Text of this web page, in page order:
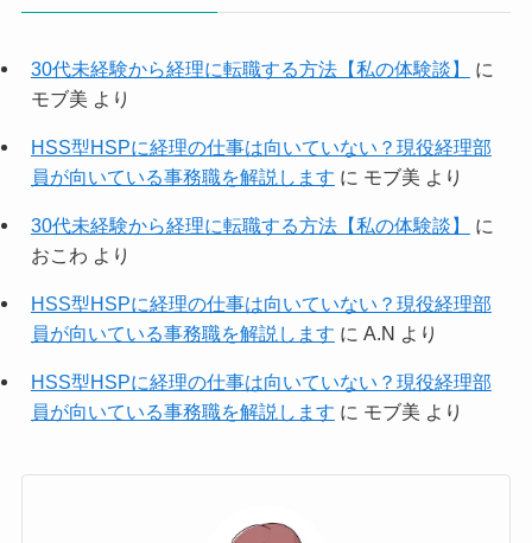
30代未経験から経理に転職する方法【私の体験談】
に
モブ美 より
HSS型HSPに経理の仕事は向いていない？現役経理部
員が向いている事務職を解説します に モブ美 より
30代未経験から経理に転職する方法【私の体験談】
に
おこわ より
HSS型HSPに経理の仕事は向いていない？現役経理部
員が向いている事務職を解説します に A.N より
HSS型HSPに経理の仕事は向いていない？現役経理部
員が向いている事務職を解説します に モブ美 より